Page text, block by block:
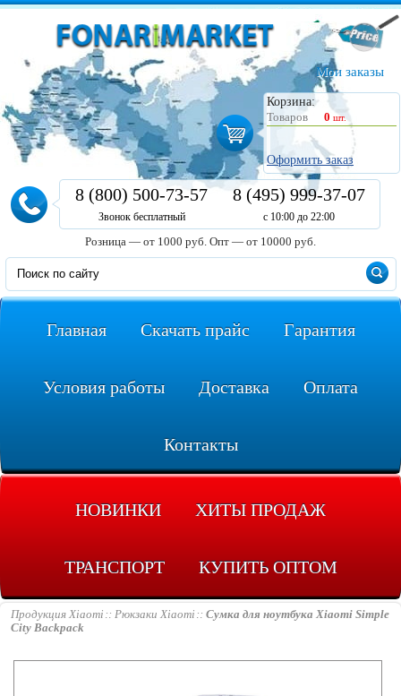
Мои заказы
Корзина:
Товаров
0 шт.
Оформить заказ
8 (800) 500-73-57
Звонок бесплатный
8 (495) 999-37-07
с 10:00 до 22:00
Розница — от 1000 руб. Опт — от 10000 руб.
Главная Скачать прайс Гарантия
Условия работы Доставка Оплата
Контакты
НОВИНКИ ХИТЫ ПРОДАЖ
ТРАНСПОРТ КУПИТЬ ОПТОМ
Продукция Xiaomi Рюкзаки Xiaomi
Сумка для ноутбука Xiaomi Simple
City Backpack